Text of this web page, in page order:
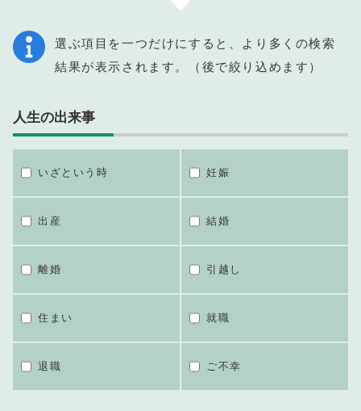
選ぶ項目を一つだけにすると、より多くの検索
結果が表示されます。（後で絞り込めます）
人生の出来事
いざという時 妊娠
出産 結婚
離婚 引越し
住まい 就職
退職 ご不幸